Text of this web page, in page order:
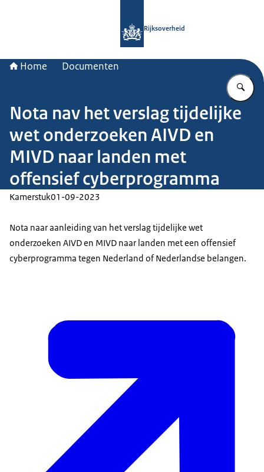
Rijksoverheid
Home Documenten
Nota nav het verslag tijdelijke
wet onderzoeken AIVD en
MIVD naar landen met
offensief cyberprogramma
Kamerstuk01-09-2023
Nota naar aanleiding van het verslag tijdelijke wet
onderzoeken AIVD en MIVD naar landen met een offensief
cyberprogramma tegen Nederland of Nederlandse belangen.